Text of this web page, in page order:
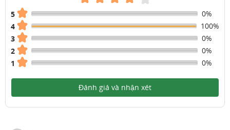
5
0%
4
100%
3
0%
2
0%
1
0%
Đánh giá và nhận xét